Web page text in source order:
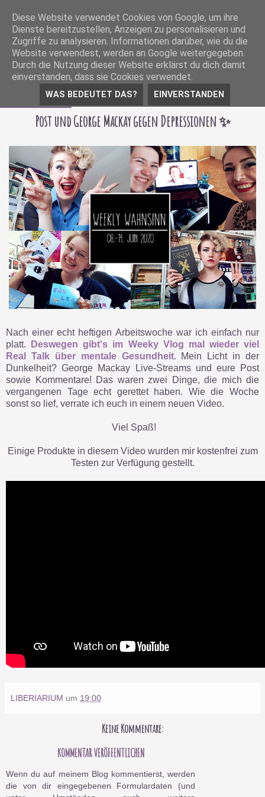
Post und George Mackay gegen Depressionen ✨
Nach einer echt heftigen Arbeitswoche war ich einfach nur
platt.
Deswegen gibt's im Weeky Vlog mal wieder viel
Real Talk über mentale Gesundheit. Mein Licht in der
Dunkelheit? George Mackay Live-Streams und eure Post
sowie Kommentare! Das waren zwei Dinge, die mich die
vergangenen Tage echt gerettet haben. Wie die Woche
sonst so lief, verrate ich euch in einem neuen Video.
Viel Spaß!
Einige Produkte in diesem Video wurden mir kostenfrei zum
Testen zur Verfügung gestellt.
LIBERIARIUM um 19:00
Keine Kommentare:
KOMMENTAR VERÖFFENTLICHEN
Wenn du auf meinem Blog kommentierst, werden
die von dir eingegebenen Formulardaten (und
Diese Website verwendet Cookies von Google, um ihre
Dienste bereitzustellen, Anzeigen zu personalisieren und
Zugriffe zu analysieren. Informationen darüber, wie du die
Website verwendest, werden an Google weitergegeben.
Durch die Nutzung dieser Website erklärst du dich damit
einverstanden, dass sie Cookies verwendet.
WAS BEDEUTET DAS? EINVERSTANDEN